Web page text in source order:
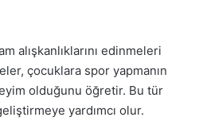
alışkanlıklarını edinmeleri
çocuklara spor yapmanın
olduğunu öğretir. Bu tür
yardımcı olur.